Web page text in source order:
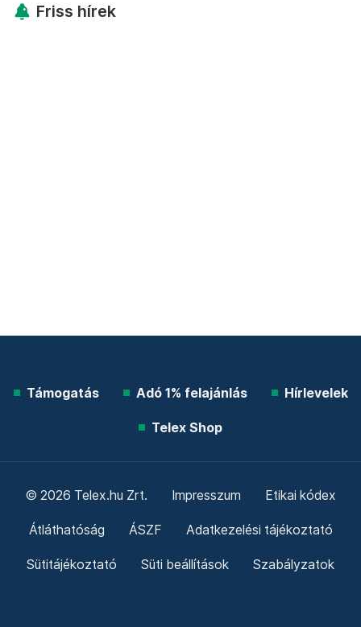
Friss hírek
Támogatás Adó 1% felajánlás Hírlevelek
Telex Shop
© 2026 Telex.hu Zrt. Impresszum Etikai kódex
Átláthatóság ÁSZF Adatkezelési tájékoztató
Sütitájékoztató Süti beállítások Szabályzatok